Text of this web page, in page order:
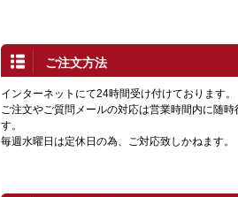
ご注文方法
インターネットにて24時間受け付けております。
ご注文やご質問メールの対応は営業時間内に随時
す。
毎週水曜日は定休日の為、ご対応致しかねます。